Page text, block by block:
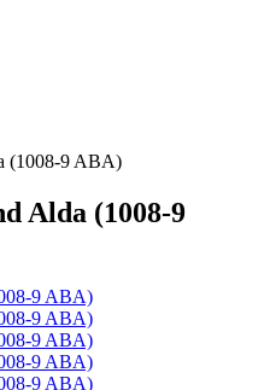
(1008-9 ABA)
Alda (1008-9